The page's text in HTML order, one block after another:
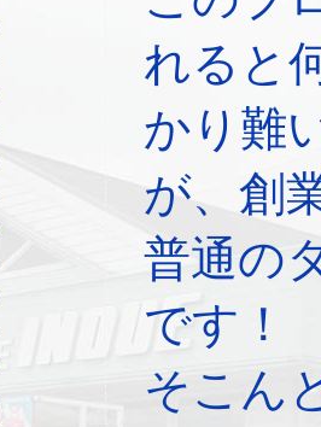
れると
かり難
が、創
普通の
です！
そこん